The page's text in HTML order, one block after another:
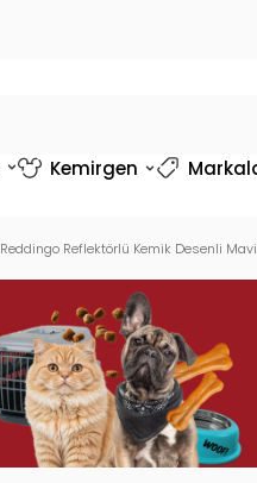
Kemirgen
Reddingo Reflektörlü Kemik Desenli